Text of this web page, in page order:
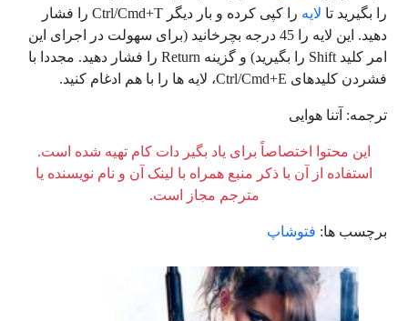
را بگیرید تا لایه
را کپی کرده و بار دیگر Ctrl/Cmd+T را فشار
دهید. این لایه را 45 درجه بچرخانید (برای سهولت در اجرای این
امر کلید Shift را بگیرید) و گزینه Return را فشار دهید. مجددا با
فشردن کلیدهای Ctrl/Cmd+E، لایه ها را با هم ادغام کنید.
ترجمه: آتنا هوایی
این محتوا اختصاصاً برای یاد بگیر دات کام تهیه شده است.
استفاده از آن با ذکر منبع همراه با لینک آن و نام نویسنده یا
مترجم مجاز است.
برچسب ها: فتوشاپ